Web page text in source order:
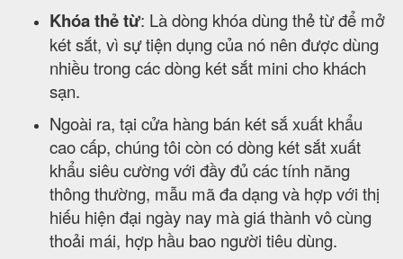
Khóa thẻ từ: Là dòng khóa dùng thẻ từ để mở
két sắt, vì sự tiện dụng của nó nên được dùng
nhiều trong các dòng két sắt mini cho khách
sạn.
Ngoài ra, tại cửa hàng bán két sắ xuất khẩu
cao cấp, chúng tôi còn có dòng két sắt xuất
khẩu siêu cường với đầy đủ các tính năng
thông thường, mẫu mã đa dạng và hợp với thị
hiếu hiện đại ngày nay mà giá thành vô cùng
thoải mái, hợp hầu bao người tiêu dùng.